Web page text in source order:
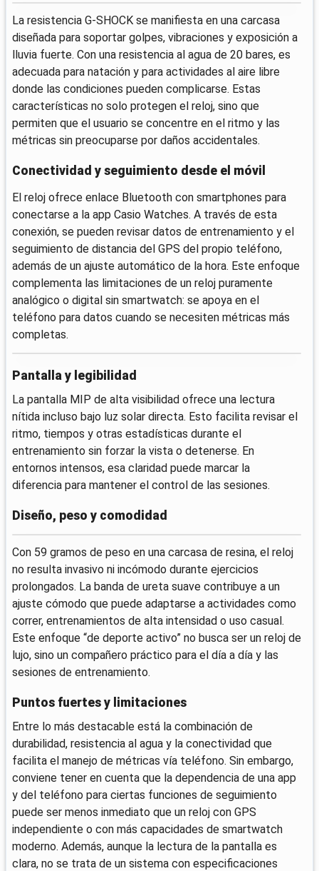
La resistencia G-SHOCK se manifiesta en una carcasa
diseñada para soportar golpes, vibraciones y exposición a
lluvia fuerte. Con una resistencia al agua de 20 bares, es
adecuada para natación y para actividades al aire libre
donde las condiciones pueden complicarse. Estas
características no solo protegen el reloj, sino que
permiten que el usuario se concentre en el ritmo y las
métricas sin preocuparse por daños accidentales.
Conectividad y seguimiento desde el móvil
El reloj ofrece enlace Bluetooth con smartphones para
conectarse a la app Casio Watches. A través de esta
conexión, se pueden revisar datos de entrenamiento y el
seguimiento de distancia del GPS del propio teléfono,
además de un ajuste automático de la hora. Este enfoque
complementa las limitaciones de un reloj puramente
analógico o digital sin smartwatch: se apoya en el
teléfono para datos cuando se necesiten métricas más
completas.
Pantalla y legibilidad
La pantalla MIP de alta visibilidad ofrece una lectura
nítida incluso bajo luz solar directa. Esto facilita revisar el
ritmo, tiempos y otras estadísticas durante el
entrenamiento sin forzar la vista o detenerse. En
entornos intensos, esa claridad puede marcar la
diferencia para mantener el control de las sesiones.
Diseño, peso y comodidad
Con 59 gramos de peso en una carcasa de resina, el reloj
no resulta invasivo ni incómodo durante ejercicios
prolongados. La banda de ureta suave contribuye a un
ajuste cómodo que puede adaptarse a actividades como
correr, entrenamientos de alta intensidad o uso casual.
Este enfoque “de deporte activo” no busca ser un reloj de
lujo, sino un compañero práctico para el día a día y las
sesiones de entrenamiento.
Puntos fuertes y limitaciones
Entre lo más destacable está la combinación de
durabilidad, resistencia al agua y la conectividad que
facilita el manejo de métricas vía teléfono. Sin embargo,
conviene tener en cuenta que la dependencia de una app
y del teléfono para ciertas funciones de seguimiento
puede ser menos inmediato que un reloj con GPS
independiente o con más capacidades de smartwatch
moderno. Además, aunque la lectura de la pantalla es
clara, no se trata de un sistema con especificaciones